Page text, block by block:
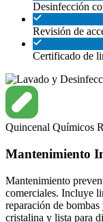
Desinfección
Revisión de
Certificado de
Quincenal Químicos
Mantenimiento
Mantenimiento
comerciales. Incluye
reparación de
cristalina y lista para